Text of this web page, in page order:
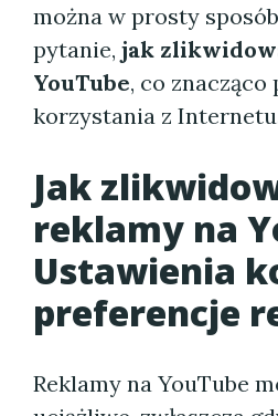
można w prosty
pytanie, jak
YouTube, co
korzystania z
Jak
reklamy na
Ustawienia
preferencje
Reklamy na YouTube